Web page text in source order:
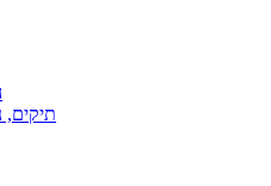
תיקים,